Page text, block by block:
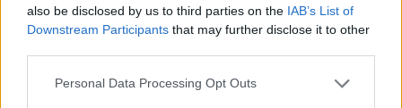
also be disclosed by us to third parties on the IAB’s List of
Downstream Participants that may further disclose it to other
Please note that this website/app uses one or more Google
Personal Data Processing Opt Outs